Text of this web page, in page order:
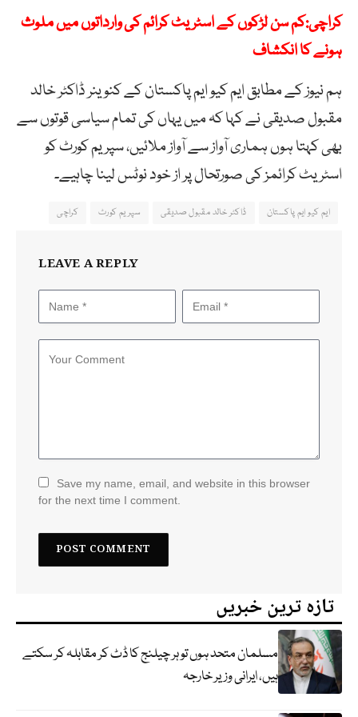
کراچی:کم سن لڑکوں کے اسٹریٹ کرائم کی وارداتوں میں ملوث
ہونے کا انکشاف
ہم نیوز کے مطابق ایم کیو ایم پاکستان کے کنوینر ڈاکٹر خالد
مقبول صدیقی نے کہا کہ میں یہاں کی تمام سیاسی قوتوں سے
بھی کہتا ہوں ہماری آواز سے آواز ملائیں، سپریم کورٹ کو
اسٹریٹ کرائمز کی صورتحال پر از خود نوٹس لینا چاہیے۔
ایم کیو ایم پاکستان ڈاکٹر خالد مقبول صدیقی سپریم کورٹ کراچی
LEAVE A REPLY
Save my name, email, and website in this browser
for the next time I comment.
تازہ ترین خبریں
مسلمان متحد ہوں تو ہر چیلنج کا ڈٹ کر مقابلہ کر سکتے
ہیں، ایرانی وزیر خارجہ